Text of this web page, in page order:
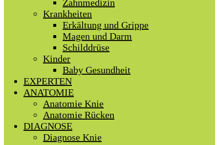
Zahnmedizin
Krankheiten
Erkältung und Grippe
Magen und Darm
Schilddrüse
Kinder
Baby Gesundheit
EXPERTEN
ANATOMIE
Anatomie Knie
Anatomie Rücken
DIAGNOSE
Diagnose Knie